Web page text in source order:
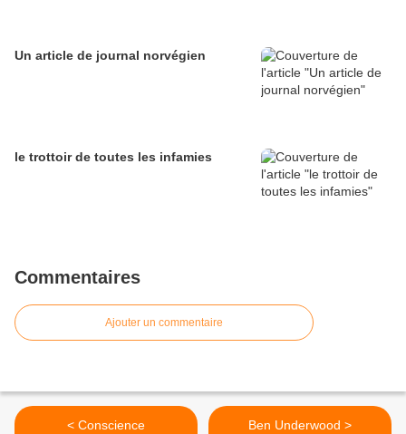
Un article de journal norvégien
le trottoir de toutes les infamies
Commentaires
Ajouter un commentaire
< Conscience
Ben Underwood >